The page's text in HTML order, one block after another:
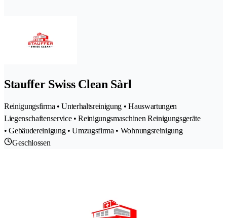
Stauffer Swiss Clean Sàrl
Reinigungsfirma • Unterhaltsreinigung • Hauswartungen
Liegenschaftenservice • Reinigungsmaschinen Reinigungsgeräte
• Gebäudereinigung • Umzugsfirma • Wohnungsreinigung
Geschlossen